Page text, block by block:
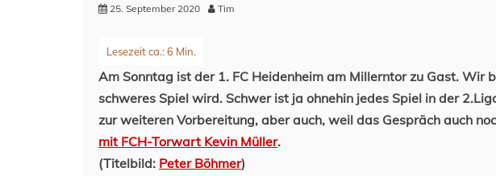
25. September 2020 Tim
Am Sonntag ist der 1. FC Heidenheim am Millerntor zu Gast. Wir
schweres Spiel wird. Schwer ist ja ohnehin jedes Spiel in der
zur weiteren Vorbereitung, aber auch, weil das Gespräch auch
mit FCH-Torwart Kevin Müller.
(Titelbild: Peter Böhmer)